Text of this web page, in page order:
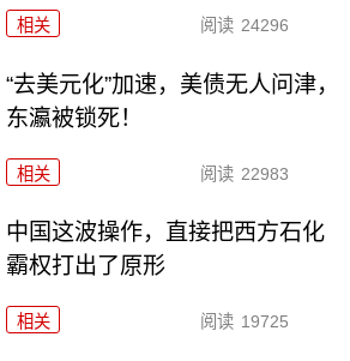
相关 阅读 24296
“去美元化”加速，美债无人问津，
东瀛被锁死！
相关 阅读 22983
中国这波操作，直接把西方石化
霸权打出了原形
相关 阅读 19725